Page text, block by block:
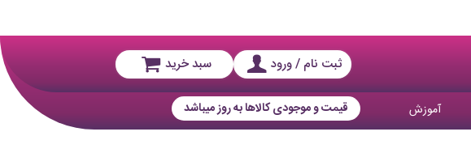
ثبت نام / ورود سبد خرید
آموزش قیمت و موجودی کالاها به روز میباشد